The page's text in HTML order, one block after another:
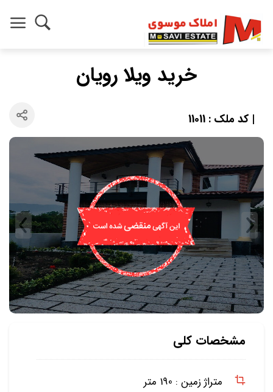
خرید ویلا رویان
| کد ملک : 11011
مشخصات کلی
متراژ زمین : 190 متر